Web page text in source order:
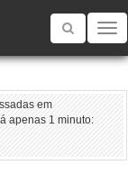
Toggle
em
apenas 1 minuto: